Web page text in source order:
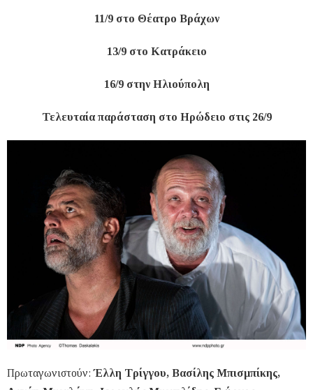
11/9 στο Θέατρο Βράχων
13/9 στο Κατράκειο
16/9 στην Ηλιούπολη
Τελευταία παράσταση στο Ηρώδειο στις 26/9
Πρωταγωνιστούν:Έλλη Τρίγγου, Βασίλης Μπισμπίκης,